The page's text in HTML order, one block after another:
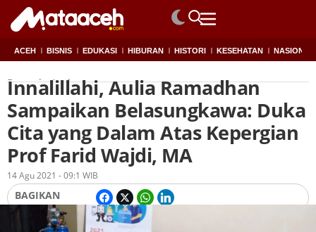
ACEH BISNIS EDUKASI HIBURAN HISTORI KESEHATAN NASIONAL
Beranda Aceh
Innalillahi, Aulia Ramadhan
Sampaikan Belasungkawa: Duka
Cita yang Dalam Atas Kepergian
Prof Farid Wajdi, MA
OlehRedaksi
14 Agu 2021 - 09:1 WIB
BAGIKAN